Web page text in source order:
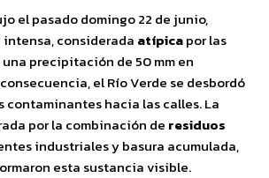
el pasado domingo 22 de junio,
considerada atípicapor las
precipitación de 50 mm en
el Río Verde se desbordó
contaminantes hacia las calles. La
por la combinación de residuos
industriales y basura acumulada,
esta sustancia visible.